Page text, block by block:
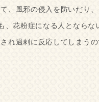
、風邪の侵入を防いだり
花粉症になる人とならな
れ過剰に反応してしまう